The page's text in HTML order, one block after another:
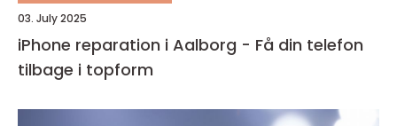
03. July 2025
iPhone reparation i Aalborg - Få din telefon
tilbage i topform